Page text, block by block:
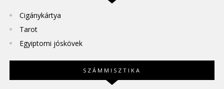
Cigánykártya
Tarot
Egyiptomi jóskövek
SZÁMMISZTIKA